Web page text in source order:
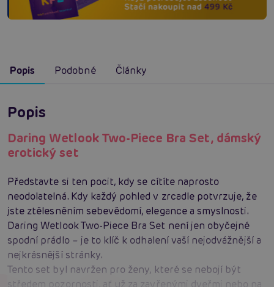
Popis Podobné Články
Popis
Daring Wetlook Two-Piece Bra Set, dámský
erotický set
Představte si ten pocit, kdy se cítíte naprosto
neodolatelná. Kdy každý pohled v zrcadle potvrzuje, že
jste ztělesněním sebevědomí, elegance a smyslnosti.
Daring Wetlook Two-Piece Bra Set není jen obyčejné
spodní prádlo – je to klíč k odhalení vaší nejodvážnější a
nejkrásnější stránky.
Tento set byl navržen pro ženy, které se nebojí být
středem pozornosti, ať už za zavřenými dveřmi nebo na